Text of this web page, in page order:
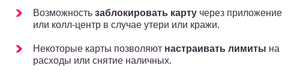
Возможность заблокировать карту через приложение
или колл-центр в случае утери или кражи.
Некоторые карты позволяют настраивать лимиты на
расходы или снятие наличных.